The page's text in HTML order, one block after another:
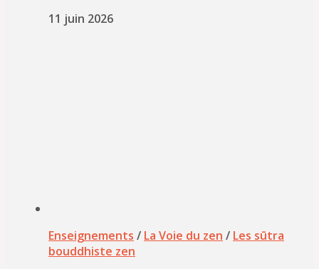
11 juin 2026
Enseignements / La Voie du zen / Les sūtra
bouddhiste zen